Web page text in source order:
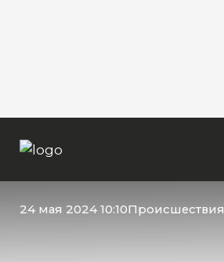
24 мая 2024 10:10Происшествия